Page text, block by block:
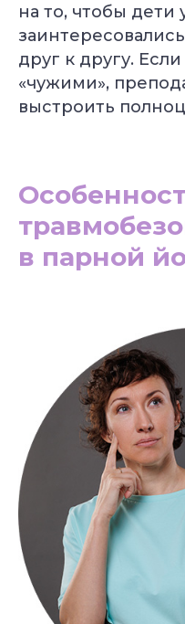
на то, чтобы дети
друг к другу.
«чужими»,
выстроить
в парной